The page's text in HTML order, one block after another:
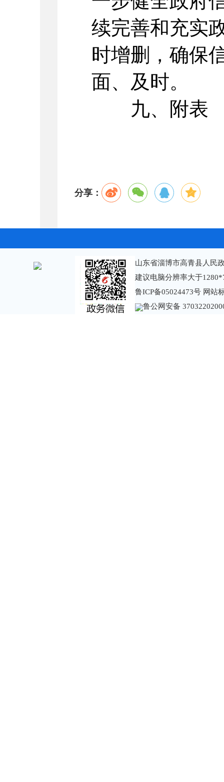
续完善和充实
时增删，确保
面、及时。
九、附表
分享：
山东省淄博市高青县人民
建议电脑分辨率大于
鲁ICP备05024473号 网站
鲁公网安备